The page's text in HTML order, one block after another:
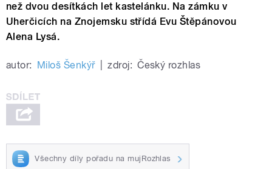
než dvou desítkách let kastelánku. Na zámku v
Uherčicích na Znojemsku střídá Evu Štěpánovou
Alena Lysá.
autor: Miloš Šenkýř zdroj: Český rozhlas
Všechny díly pořadu na mujRozhlas